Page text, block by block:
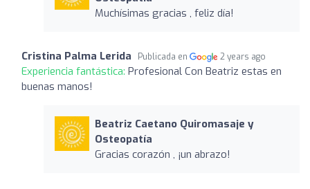
Muchísimas gracias , feliz día!
Cristina Palma Lerida Publicada en 2 years ago
Experiencia fantástica: Profesional Con Beatriz estas en
buenas manos!
Beatriz Caetano Quiromasaje y
Osteopatía
Gracias corazón , ¡un abrazo!